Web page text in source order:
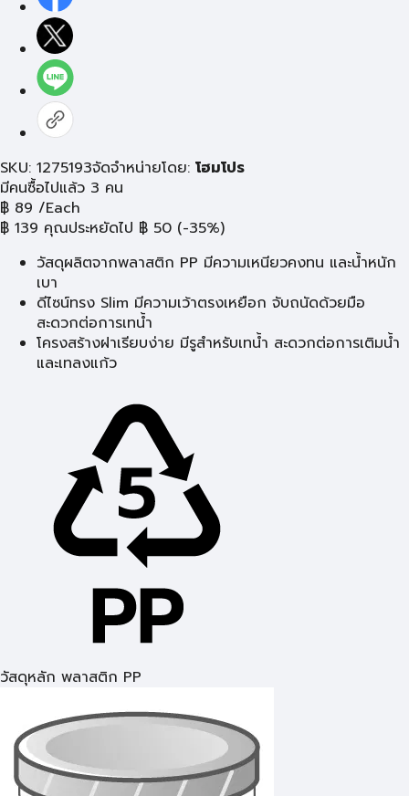
SKU: 1275193จัดจำหน่ายโดย: โฮมโปร
มีคนซื้อไปแล้ว 3 คน
฿ 89 /Each
฿ 139 คุณประหยัดไป ฿ 50 (-35%)
วัสดุผลิตจากพลาสติก PP มีความเหนียวคงทน และน้ำหนัก
เบา
ดีไซน์ทรง Slim มีความเว้าตรงเหยือก จับถนัดด้วยมือ
สะดวกต่อการเทน้ำ
โครงสร้างฝาเรียบง่าย มีรูสำหรับเทน้ำ สะดวกต่อการเติมน้ำ
และเทลงแก้ว
วัสดุหลัก พลาสติก PP